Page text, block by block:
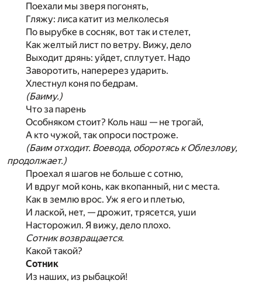
Поехали мы зверя погонять,
Гляжу: лиса катит из мелколесья
По вырубке в сосняк, вот так и стелет,
Как желтый лист по ветру. Вижу, дело
Выходит дрянь: уйдет, сплутует. Надо
Заворотить, наперерез ударить.
Хлестнул коня по бедрам.
(Баиму.)
Что за парень
Особняком стоит? Коль наш — не трогай,
А кто чужой, так опроси построже.
(Баим отходит. Воевода, оборотясь к Облезлову,
продолжает.)
Проехал я шагов не больше с сотню,
И вдруг мой конь, как вкопанный, ни с места.
Как в землю врос. Уж я его и плетью,
И лаской, нет, — дрожит, трясется, уши
Насторожил. Я вижу, дело плохо.
Сотник возвращается.
Какой такой?
Сотник
Из наших, из рыбацкой!